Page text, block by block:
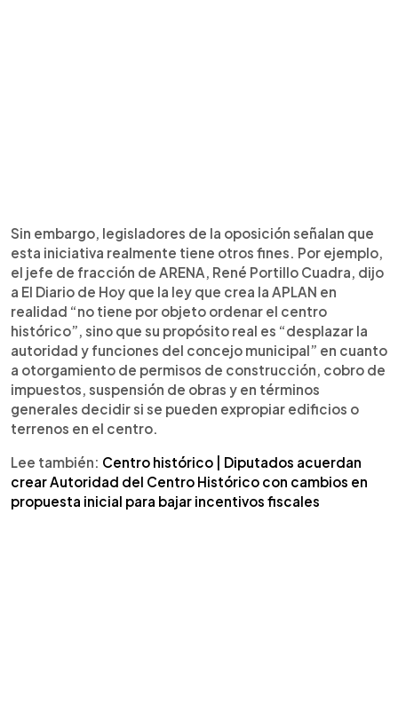
Sin embargo, legisladores de la oposición señalan que
esta iniciativa realmente tiene otros fines. Por ejemplo,
el jefe de fracción de ARENA, René Portillo Cuadra, dijo
a El Diario de Hoy que la ley que crea la APLAN en
realidad “no tiene por objeto ordenar el centro
histórico”, sino que su propósito real es “desplazar la
autoridad y funciones del concejo municipal” en cuanto
a otorgamiento de permisos de construcción, cobro de
impuestos, suspensión de obras y en términos
generales decidir si se pueden expropiar edificios o
terrenos en el centro.
Lee también: Centro histórico | Diputados acuerdan
crear Autoridad del Centro Histórico con cambios en
propuesta inicial para bajar incentivos fiscales